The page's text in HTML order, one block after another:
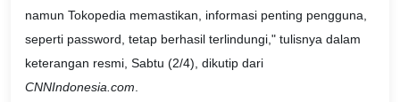
namun Tokopedia memastikan, informasi penting pengguna,
seperti password, tetap berhasil terlindungi," tulisnya dalam
keterangan resmi, Sabtu (2/4), dikutip dari
CNNIndonesia.com.